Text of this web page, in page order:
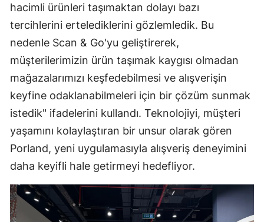
hacimli ürünleri taşımaktan dolayı bazı
tercihlerini ertelediklerini gözlemledik. Bu
nedenle Scan & Go'yu geliştirerek,
müşterilerimizin ürün taşımak kaygısı olmadan
mağazalarımızı keşfedebilmesi ve alışverişin
keyfine odaklanabilmeleri için bir çözüm sunmak
istedik" ifadelerini kullandı. Teknolojiyi, müşteri
yaşamını kolaylaştıran bir unsur olarak gören
Porland, yeni uygulamasıyla alışveriş deneyimini
daha keyifli hale getirmeyi hedefliyor.